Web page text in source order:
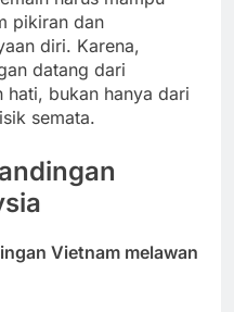
pikiran dan
diri. Karena,
datang dari
hati, bukan hanya dari
semata.
Vietnam melawan